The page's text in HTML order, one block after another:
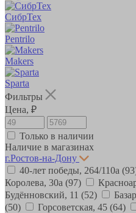
СибрТех
Pentrilo
Makers
Sparta
Фильтры
Цена, ₽
Только в наличии
Наличие в магазинах
г.Ростов-на-Дону
40-лет победы, 264/110а
Королева, 30а (97)
Будённовский, 11 (52)
(50)
Горсоветская, 45 (64)